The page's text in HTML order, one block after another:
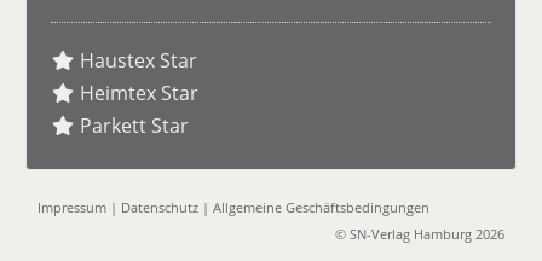
Haustex Star
Heimtex Star
Parkett Star
Impressum | Datenschutz |Allgemeine Geschäftsbedingungen
© SN-Verlag Hamburg 2026